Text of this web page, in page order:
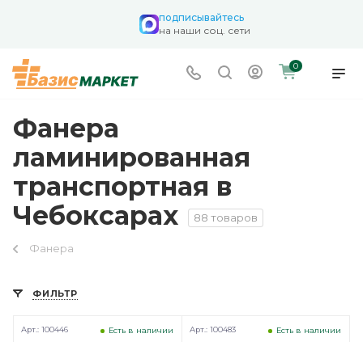
подписывайтесь
на наши соц. сети
0
Фанера
ламинированная
транспортная в
Чебоксарах
88 товаров
Фанера
ФИЛЬТР
Есть в наличии
Арт.: 100446 Есть в наличии
Арт.: 100483